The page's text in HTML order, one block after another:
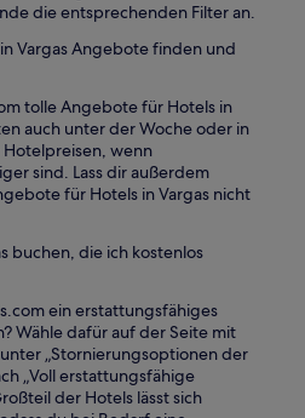
die entsprechenden Filter an.
Vargas Angebote finden und
tolle Angebote für Hotels in
auch unter der Woche oder in
wenn
sind. Lass dir außerdem
für Hotels in Vargas nicht
buchen, die ich kostenlos
ein erstattungsfähiges
Wähle dafür auf der Seite mit
„Stornierungsoptionen der
„Voll erstattungsfähige
der Hotels lässt sich